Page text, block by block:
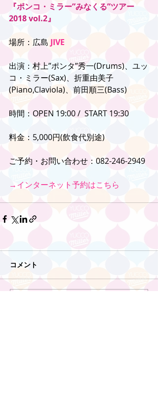
『ポンコ・ミラー”みなくる”ツアー
2018 vol.2』
場所：広島 JIVE
出演：村上”ポンタ”秀一(Drums)、ユッ
コ・ミラー(Sax)、折重由美子
(Piano,Claviola)、前田順三(Bass)
時間：OPEN 19:00 /  START 19:30
料金：5,000円(飲食代別途)
ご予約・お問い合わせ：082-246-2949
→インターネット予約はこちら
コメント